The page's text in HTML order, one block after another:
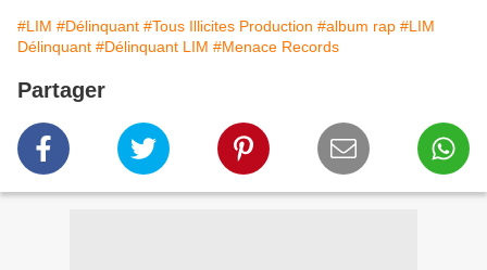
#LIM #Délinquant #Tous Illicites Production #album rap #LIM
Délinquant #Délinquant LIM #Menace Records
Partager